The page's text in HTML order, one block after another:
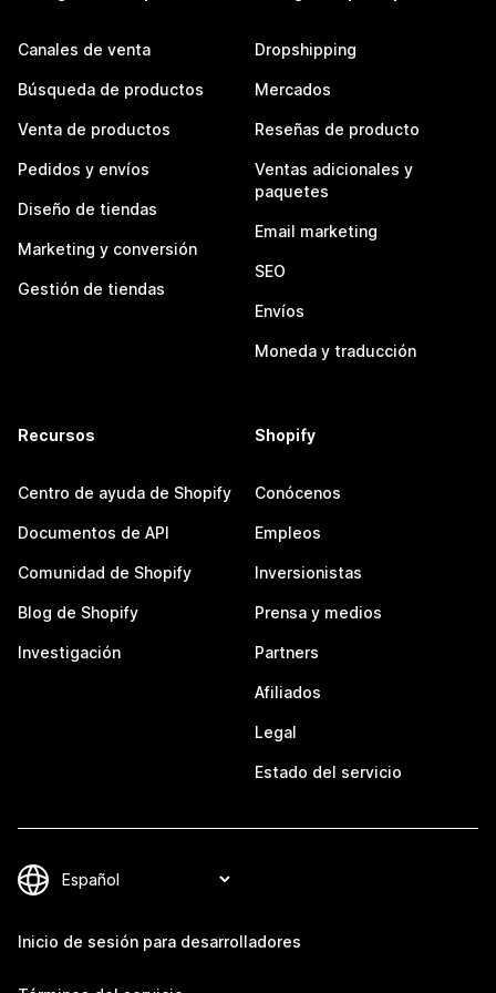
Canales de venta
Búsqueda de productos
Venta de productos
Pedidos y envíos
Diseño de tiendas
Marketing y conversión
Gestión de tiendas
Dropshipping
Mercados
Reseñas de producto
Ventas adicionales y
paquetes
Email marketing
SEO
Envíos
Moneda y traducción
Recursos
Centro de ayuda de Shopify
Documentos de API
Comunidad de Shopify
Blog de Shopify
Investigación
Shopify
Conócenos
Empleos
Inversionistas
Prensa y medios
Partners
Afiliados
Legal
Estado del servicio
Inicio de sesión para desarrolladores